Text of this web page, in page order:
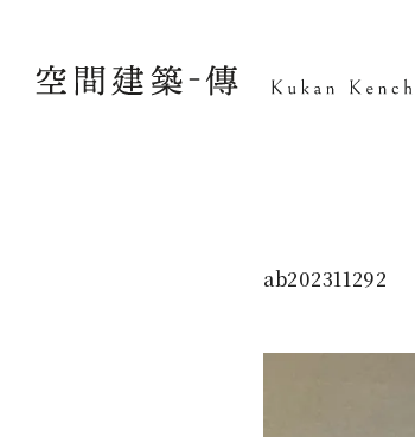
ab202311292